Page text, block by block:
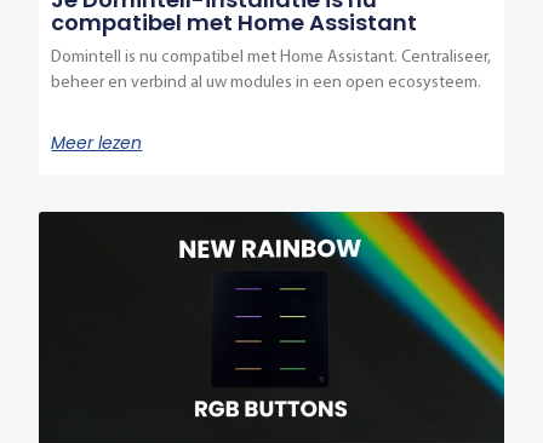
compatibel met Home Assistant
Domintell is nu compatibel met Home Assistant. Centraliseer,
beheer en verbind al uw modules in een open ecosysteem.
Meer lezen